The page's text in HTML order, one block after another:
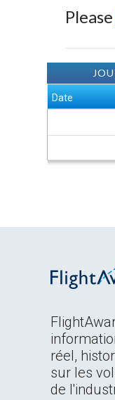
Please
Date
réel,
sur les
de